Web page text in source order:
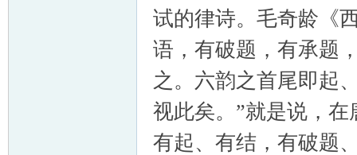
试的律诗。毛奇龄《
语，有破题，有承题
之。六韵之首尾即起
视此矣。”就是说，
有起、有结，有破题